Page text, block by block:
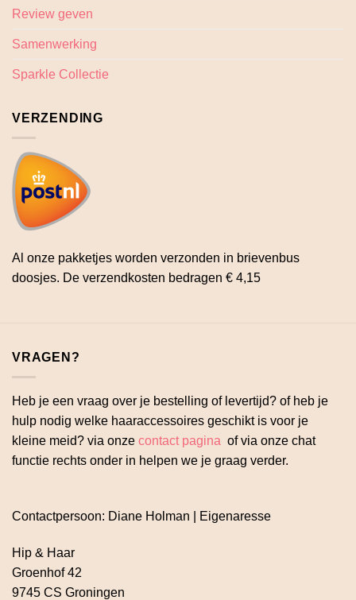
Review geven
Samenwerking
Sparkle Collectie
VERZENDING
Al onze pakketjes worden verzonden in brievenbus
doosjes. De verzendkosten bedragen € 4,15
VRAGEN?
Heb je een vraag over je bestelling of levertijd? of heb je
hulp nodig welke haaraccessoires geschikt is voor je
kleine meid? via onze contact pagina of via onze chat
functie rechts onder in helpen we je graag verder.
Contactpersoon: Diane Holman | Eigenaresse
Hip & Haar
Groenhof 42
9745 CS Groningen